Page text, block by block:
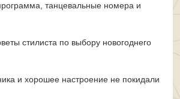
танцевальные номера и
стилиста по выбору новогоднего
и хорошее настроение не покидали